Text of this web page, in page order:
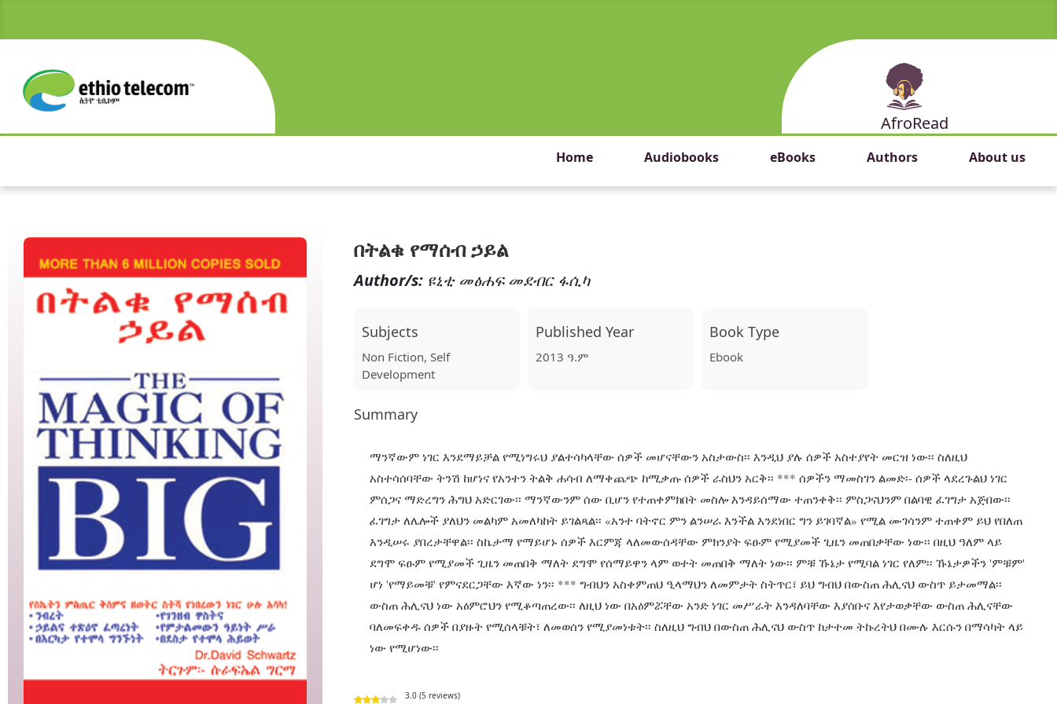
AfroRead
Home Audiobooks eBooks Authors About us
በትልቁ የማሰብ ኃይል
Author/s: ዩኒቲ መፅሐፍ መደብር ፋሲካ
Subjects
Non Fiction, Self
Development
Published Year
2013 ዓ.ም
Book Type
Ebook
Summary
ማንኛውም ነገር እንደማይቻል የሚነግሩህ ያልተሳካላቸው ሰዎች መሆናቸውን አስታውስ፡፡ እንዲህ ያሉ ሰዎች አስተያየት መርዝ ነው፡፡ ስለዚህ
አስተሳሰባቸው ትንሽ ከሆነና የአንተን ትልቅ ሐሳብ ለማቀጨጭ ከሚቃጡ ሰዎች ራስህን አርቅ፡፡ *** ሰዎችን ማመስገን ልመድ፡- ሰዎች ላደረጉልህ ነገር
ምሰጋና ማድረግን ሕግህ አድርገው፡፡ ማንኛውንም ሰው ቢሆን የተጠቀምክበት መስሎ እንዳይሰማው ተጠንቀቅ፡፡ ምስጋናህንም በልባዊ ፈገግታ አጅበው፡፡
ፈገግታ ለሌሎች ያለህን መልካም አመለካከት ይገልጻል፡፡ «አንተ ባትኖር ምን ልንሠራ እንችል እንደነበር ግን ይገባኛል» የሚል ሙገሳንም ተጠቀም ይህ የበለጠ
እንዲሠሩ ያበረታቸዋል፡፡ ስኬታማ የማይሆኑ ሰዎች እርምጃ ላለመውሰዳቸው ምክንያት ፍፁም የሚያመች ጊዜን መጠበቃቸው ነው፡፡ በዚህ ዓለም ላይ
ደግሞ ፍፁም የሚያመች ጊዜን መጠበቅ ማለት ደግሞ የሰማይዋን ላም ወተት መጠበቅ ማለት ነው፡፡ ምቹ ኹኔታ የሚባል ነገር የለም፡፡ ኹኔታዎችን 'ምቹም'
ሆነ 'የማይመቹ' የምናደርጋቸው እኛው ነን፡፡ *** ግብህን አስቀምጠህ ዒላማህን ለመምታት ስትጥር፣ ይህ ግብህ በውስጠ ሕሊናህ ውስጥ ይታመማል፡፡
ውስጠ ሕሊናህ ነው አዕምሮህን የሚቆጣጠረው፡፡ ለዚህ ነው በአዕምሯቸው አንድ ነገር መሥራት እንዳለባቸው እያሰቡና እየታወቃቸው ውስጠ ሕሊናቸው
ባለመፍቀዱ ሰዎች በያዙት የሚሰላቹት፣ ለመወሰን የሚያመነቱት፡፡ ስለዚህ ግብህ በውስጠ ሕሊናህ ውስጥ ከታተመ ትኩረትህ በሙሉ እርሱን በማሳካት ላይ
ነው የሚሆነው፡፡
3.0 (5 reviews)